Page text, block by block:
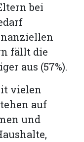
bei
fällt die
aus (57%).
vielen
auf
und